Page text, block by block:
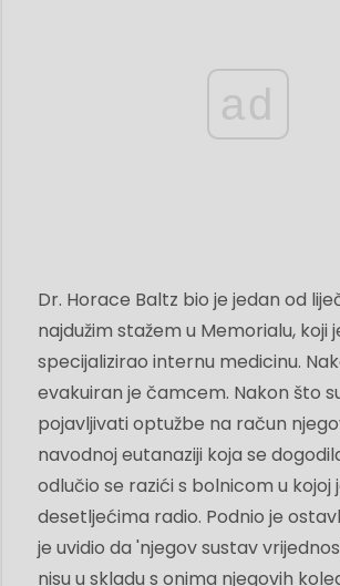
ad
Dr. Horace Baltz bio je jedan od
najdužim stažem u Memorialu, koji
specijalizirao internu medicinu.
evakuiran je čamcem. Nakon što
pojavljivati ​​optužbe na račun
navodnoj eutanaziji koja se
odlučio se razići s bolnicom u kojoj
desetljećima radio. Podnio je
je uvidio da 'njegov sustav
nisu u skladu s onima njegovih